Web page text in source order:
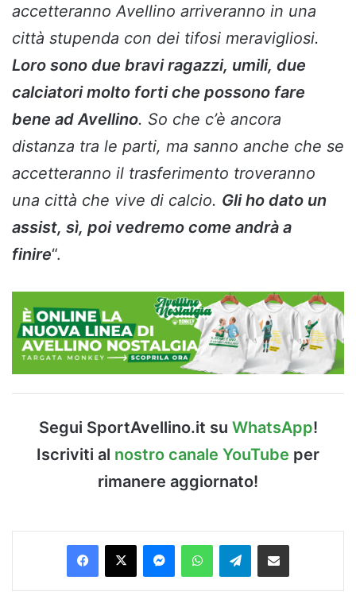
accetteranno Avellino arriveranno in una
città stupenda con dei tifosi meravigliosi.
Loro sono due bravi ragazzi, umili, due
calciatori molto forti che possono fare
bene ad Avellino. So che c’è ancora
distanza tra le parti, ma sanno anche che se
accetteranno il trasferimento troveranno
una città che vive di calcio. Gli ho dato un
assist, sì, poi vedremo come andrà a
finire“.
Segui SportAvellino.it su WhatsApp!
Iscriviti al nostro canale YouTube per
rimanere aggiornato!
Facebook
X MessengerWhatsAppTelegramCondividi via Email